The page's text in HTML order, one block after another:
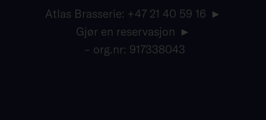
Atlas Brasserie: +47 21 40 59 16
Gjør en reservasjon
– org.nr: 917338043